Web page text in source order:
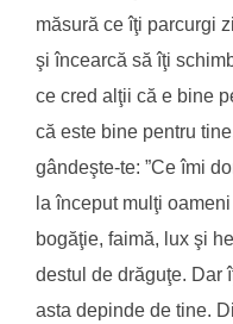
măsură ce îţi parcurgi
şi încearcă să îţi
ce cred alţii că e bine
că este bine pentru
gândeşte-te: ”Ce îmi
la început mulţi
bogăţie, faimă, lux şi
destul de drăguţe. Dar
asta depinde de tine.